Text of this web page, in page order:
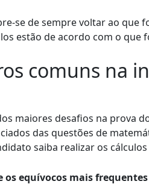
se de sempre voltar ao que
estão de acordo com o que
comuns na
maiores desafios na prova
das questões de
saiba realizar os
os equívocos mais